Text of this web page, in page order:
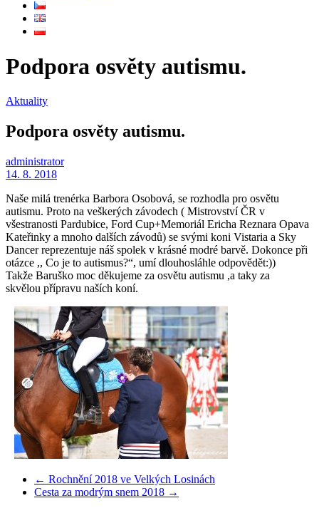
Podpora osvěty autismu.
Aktuality
Podpora osvěty autismu.
administrator
14. 8. 2018
Naše milá trenérka Barbora Osobová, se rozhodla pro osvětu
autismu. Proto na veškerých závodech ( Mistrovství ČR v
všestranosti Pardubice, Ford Cup+Memoriál Ericha Reznara Opava
Kateřinky a mnoho dalších závodů) se svými koni Vistaria a Sky
Dancer reprezentuje náš spolek v krásné modré barvě. Dokonce při
otázce ,, Co je to autismus?“, umí dlouhosláhle odpovědět:))
Takže Baruško moc děkujeme za osvětu autismu ,a taky za
skvělou přípravu naších koní.
← Rochnění 2018 ve Velkých Losinách
Cesta za modrým snem 2018 →